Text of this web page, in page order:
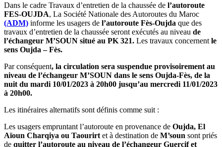
Dans le cadre Travaux d’entretien de la chaussée de l’autoroute
FES-OUJDA, La Société Nationale des Autoroutes du Maroc
(ADM) informe les usagers de l’autoroute Fès-Oujda que des
travaux d’entretien de la chaussée seront exécutés au niveau de
l’échangeur M’SOUN situé au PK 321. Les travaux concernent le
sens Oujda – Fès.
Par conséquent, la circulation sera suspendue provisoirement au
niveau de l’échangeur M’SOUN dans le sens Oujda-Fès, de la
nuit du mardi 10/01/2023 à 20h00 jusqu’au mercredi 11/01/2023
à 20h00.
Les itinéraires alternatifs sont définis comme suit :
Les usagers empruntant l’autoroute en provenance de Oujda, El
Aïoun Charqiya ou Taourirt et à destination de M’soun sont priés
de quitter l’autoroute au niveau de l’échangeur Guercif et